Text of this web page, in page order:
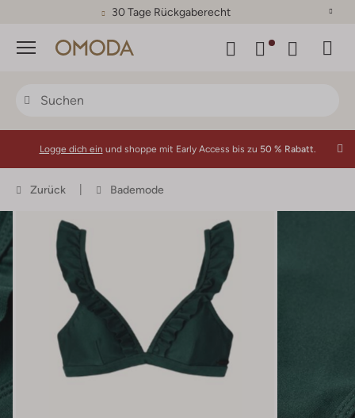
30 Tage Rückgaberecht
Menü
Logge dich ein und shoppe mit Early Access bis zu 50 % Rabatt.
Zurück Bademode